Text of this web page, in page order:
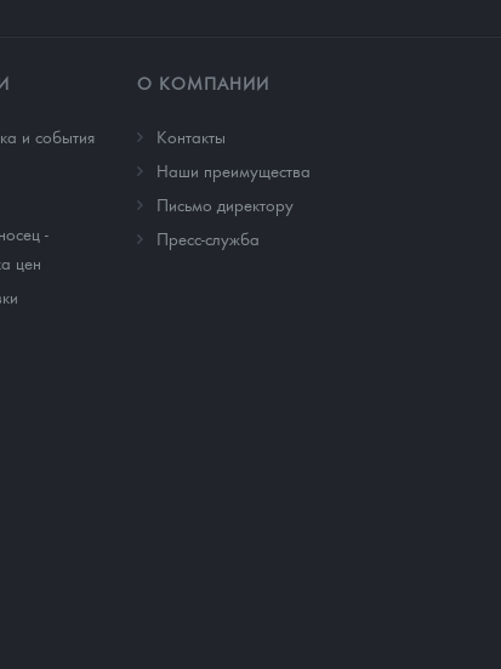
и события
-
цен
О КОМПАНИИ
Контакты
Наши преимущества
Письмо директору
Пресс-служба